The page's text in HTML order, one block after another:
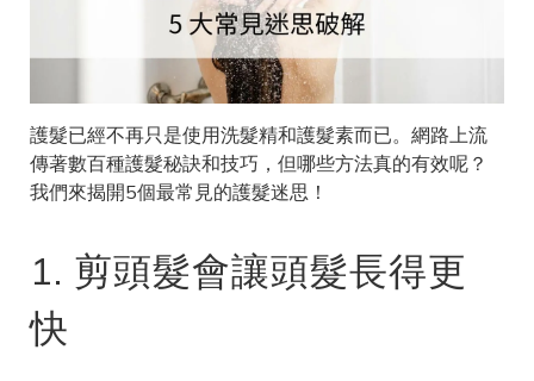
護髮已經不再只是使用洗髮精和護髮素而已。網路上流
傳著數百種護髮秘訣和技巧，但哪些方法真的有效呢？
我們來揭開5個最常見的護髮迷思！
1. 剪頭髮會讓頭髮長得更
快